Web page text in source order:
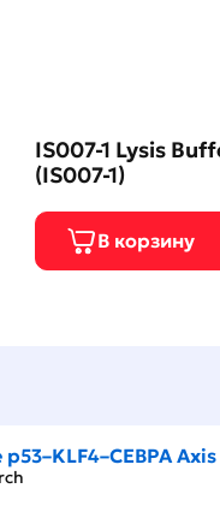
IS007-1 Lysis
(IS007-1)